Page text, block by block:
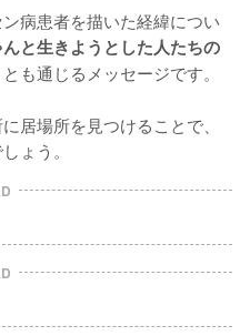
病患者を描いた経緯につい
んと生きようとした人たちの
とも通じるメッセージです。
居場所を見つけることで、
ょう。